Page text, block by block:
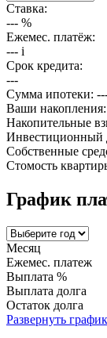
Ставка:
--- %
Ежемес. платёж:
--- i
Срок кредита:
---
Сумма ипотеки:
Ваши накопления:
Накопительные
Инвестиционный
Собственные
Стомость
График
Месяц
Ежемес. платеж
Выплата %
Выплата долга
Остаток долга
Развернуть график